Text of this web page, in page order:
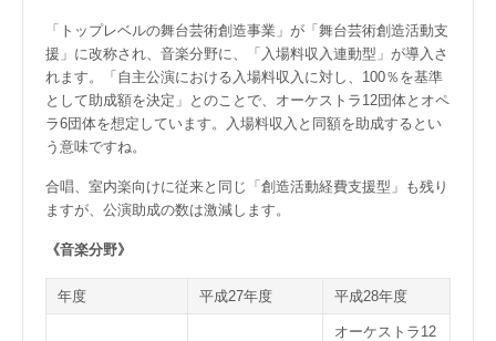
「トップレベルの舞台芸術創造事業」が「舞台芸術創造活動支
援」に改称され、音楽分野に、「入場料収入連動型」が導入さ
れます。「自主公演における入場料収入に対し、100％を基準
として助成額を決定」とのことで、オーケストラ12団体とオペ
ラ6団体を想定しています。入場料収入と同額を助成するとい
う意味ですね。
合唱、室内楽向けに従来と同じ「創造活動経費支援型」も残り
ますが、公演助成の数は激減します。
《音楽分野》
年度 平成27年度 平成28年度
オーケストラ12